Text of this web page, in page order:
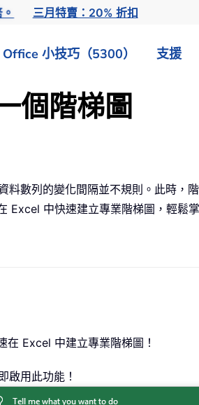
三月特賣：20% 折扣
Office 小技巧（5300） 支援
個階梯圖
料數列的變化間隔並不規則。此時，
Excel 中快速建立專業階梯圖，輕鬆
在 Excel 中建立專業階梯圖！
啟用此功能！